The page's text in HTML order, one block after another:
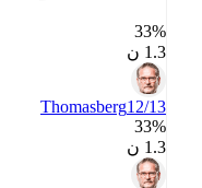
33‎%‎
1.3 ن
Thomasberg12/13
33‎%‎
1.3 ن